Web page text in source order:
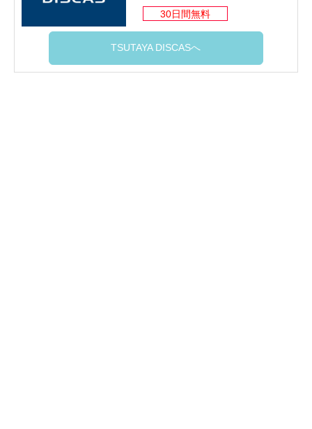
30日間無料
TSUTAYA DISCASへ